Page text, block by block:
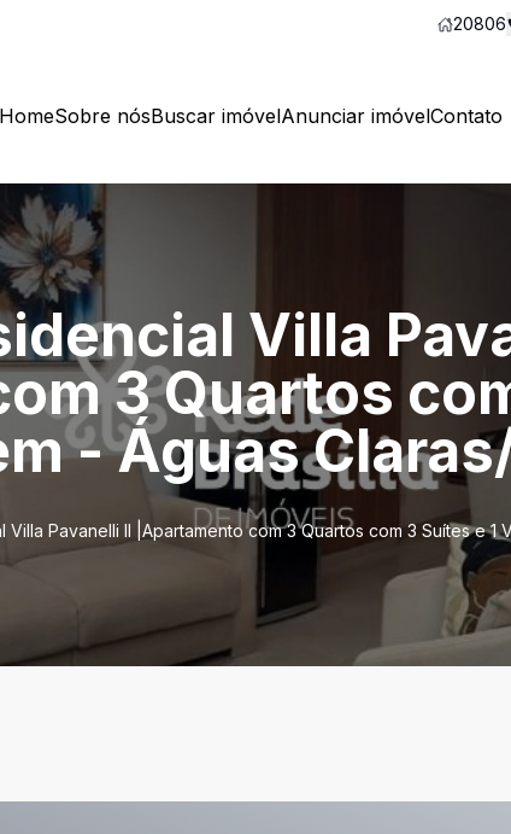
20806
HomeSobre nósBuscar imóvelAnunciar imóvelContato
Villa
3 Quartos
- Águas
Villa Pavanelli II |Apartamento com 3 Quartos com 3 Suítes e 1